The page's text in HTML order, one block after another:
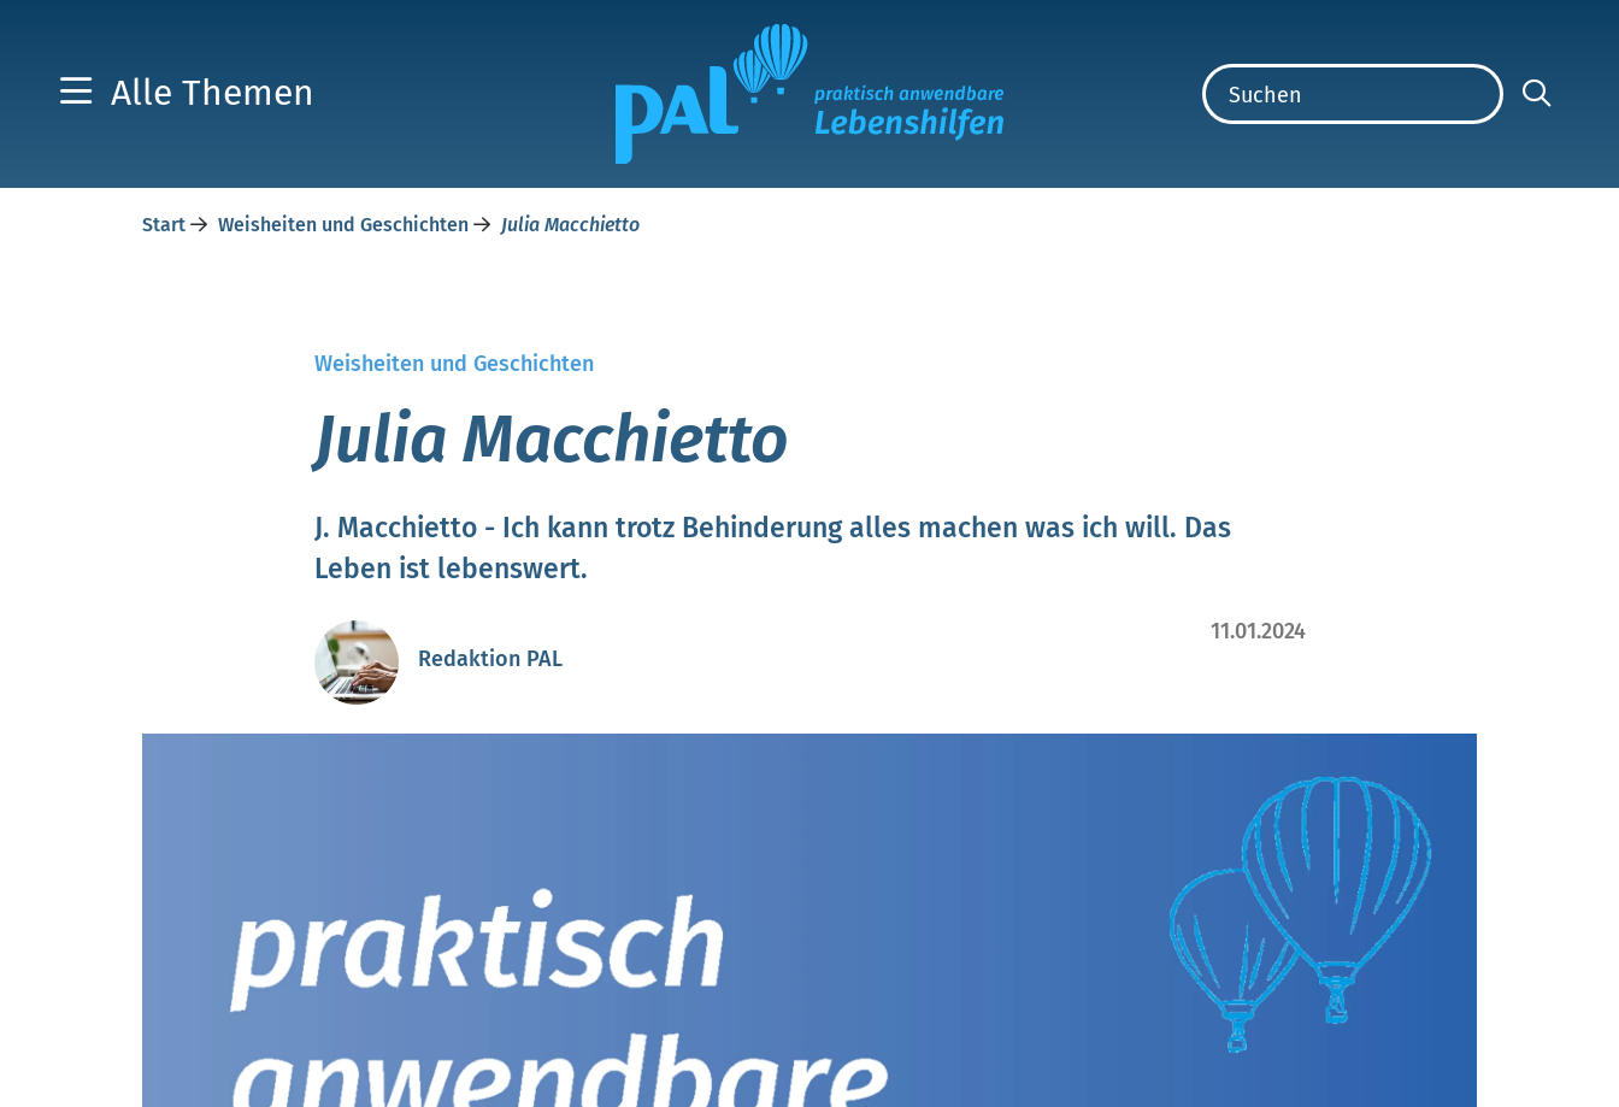
Alle Themen
Start Weisheiten und Geschichten Julia Macchietto
Weisheiten und Geschichten
Julia Macchietto
J. Macchietto - Ich kann trotz Behinderung alles machen was ich will. Das
Leben ist lebenswert.
Redaktion PAL
11.01.2024